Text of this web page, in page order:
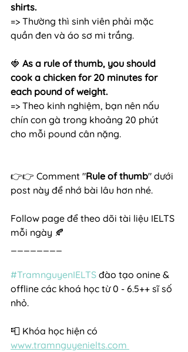
shirts.
=> Thường thì sinh viên phải mặc
quần đen và áo sơ mi trắng.
🍓 As a rule of thumb, you should
cook a chicken for 20 minutes for
each pound of weight.
=> Theo kinh nghiệm, bạn nên nấu
chín con gà trong khoảng 20 phút
cho mỗi pound cân nặng.
👉👉 Comment "Rule of thumb" dưới
post này để nhớ bài lâu hơn nhé.
Follow page để theo dõi tài liệu IELTS
mỗi ngày 🍂
#TramnguyenIELTS đào tạo onine &
offline các khoá học từ 0 - 6.5++ sĩ số
nhỏ.
📮 Khóa học hiện có
www.tramnguyenielts.com